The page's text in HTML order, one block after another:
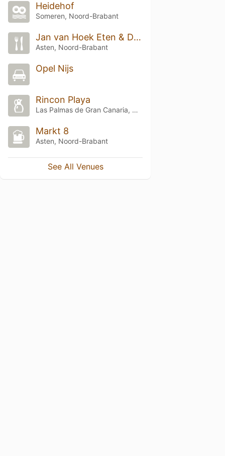
Heidehof
Someren, Noord-Brabant
Jan van Hoek Eten & Drinken
Asten, Noord-Brabant
Opel Nijs
Rincon Playa
Las Palmas de Gran Canaria, Canarias
Markt 8
Asten, Noord-Brabant
See All Venues